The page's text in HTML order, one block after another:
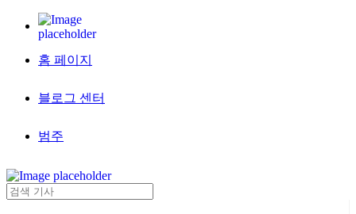
홈 페이지
블로그 센터
범주